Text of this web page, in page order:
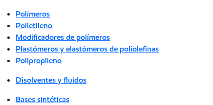
Polímeros
Polietileno
Modificadores de polímeros
Plastómeros y elastómeros de poliolefinas
Polipropileno
Disolventes y fluidos
Bases sintéticas